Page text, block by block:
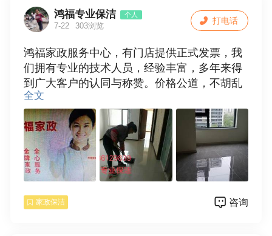
鸿福专业保洁 个人
7-22 303浏览
鸿福家政服务中心，有门店提供正式发票，我
们拥有专业的技术人员，经验丰富，多年来得
到广大客户的认同与称赞。价格公道，不胡乱
收费，质优价廉，满意后付款，诚信合作。
服务项目：
1，专业承接家庭〔单位〕保洁，新房开荒保
洁，旧居保洁，家庭保洁包括擦玻璃，门窗，
地面清洁，地角线，厨房，卫生间等保洁（烟
业保洁。
全文
打电话
家政保洁 咨询